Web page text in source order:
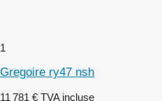
1
Gregoire ry47 nsh
11 781 € TVA incluse